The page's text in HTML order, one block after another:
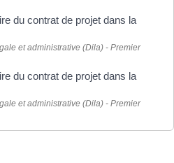
du contrat de projet dans la
et administrative (Dila) - Premier
du contrat de projet dans la
et administrative (Dila) - Premier